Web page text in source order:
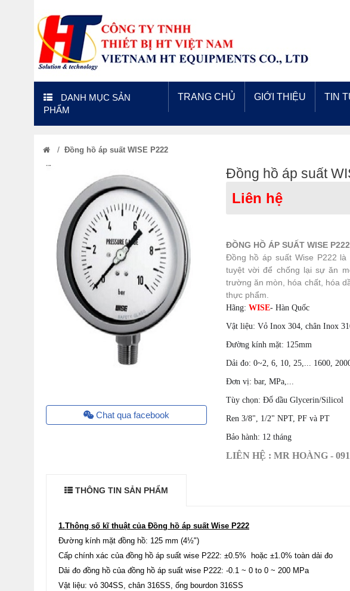
DANH MỤC SẢN
PHẨM
TRANG CHỦ GIỚI THIỆU TIN
/ Đồng hồ áp suất WISE P222
Chat qua facebook
Đồng hồ áp suất
Liên hệ
ĐỒNG HỒ ÁP SUẤT WISE P222
Đồng hồ áp suất Wise P222
tuyệt vời để chống lại sự ăn
trường ăn mòn, hóa chất, hóa
thực phẩm.
Hãng: WISE- Hàn Quốc
Vật liệu: Vỏ Inox 304, chân Inox
Đường kính mặt: 125mm
Dải đo: 0~2, 6, 10, 25,... 1600,
Đơn vị: bar, MPa,...
Tùy chọn: Đổ dầu Glycerin/Silicol
Ren 3/8", 1/2" NPT, PF và PT
Bảo hành: 12 tháng
LIÊN HỆ : MR HOÀNG -
THÔNG TIN SẢN PHẨM
1.Thông số kĩ thuật của Đồng hồ áp suất Wise P222
Đường kính mặt đồng hồ: 125 mm (4½")
Cấp chính xác của đồng hồ áp suất wise P222: ±0.5% hoặc ±1.0% toàn dải đo
Dải đo đồng hồ của đồng hồ áp suất wise P222: -0.1 ~ 0 to 0 ~ 200 MPa
Vật liệu: vỏ 304SS, chân 316SS, ống bourdon 316SS